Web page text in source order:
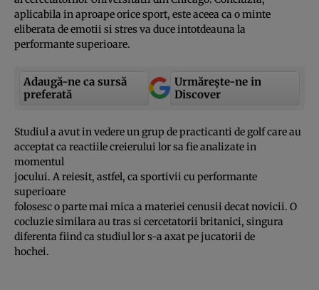
aplicabila in aproape orice sport, este aceea ca o minte
eliberata de emotii si stres va duce intotdeauna la
performante superioare.
Adaugă-ne ca sursă
preferată
Urmărește-ne in
Discover
Studiul a avut in vedere un grup de practicanti de golf care au
acceptat ca reactiile creierului lor sa fie analizate in
momentul
jocului. A reiesit, astfel, ca sportivii cu performante
superioare
folosesc o parte mai mica a materiei cenusii decat novicii. O
cocluzie similara au tras si cercetatorii britanici, singura
diferenta fiind ca studiul lor s-a axat pe jucatorii de
hochei.